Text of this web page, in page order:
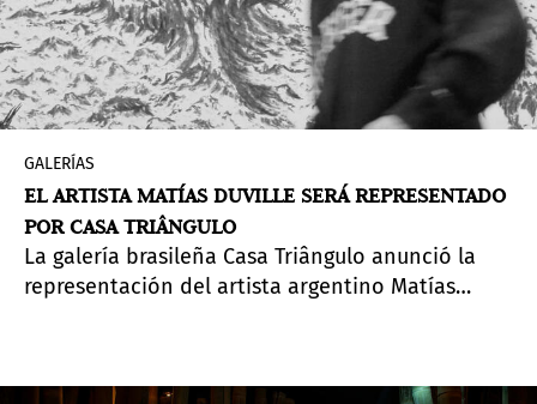
GALERÍAS
EL ARTISTA MATÍAS DUVILLE SERÁ REPRESENTADO
POR CASA TRIÂNGULO
La galería brasileña Casa Triângulo anunció la
representación del artista argentino Matías